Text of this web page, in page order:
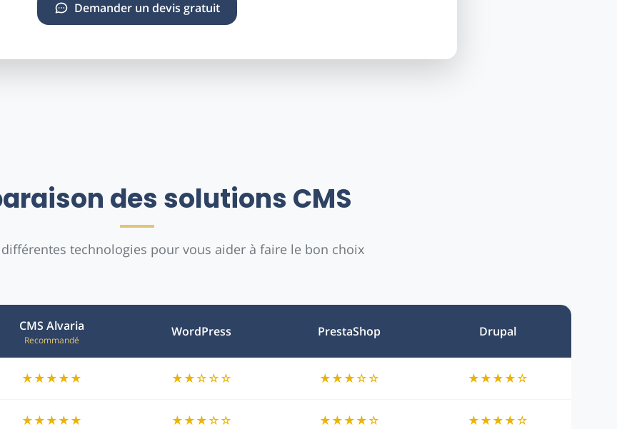
Demander un devis gratuit
des solutions CMS
technologies pour vous aider à faire le bon choix
CMS Alvaria
Recommandé
WordPress PrestaShop Drupal
★★★★★ ★★☆☆☆ ★★★☆☆ ★★★★☆
★★★★★ ★★★☆☆ ★★★★☆ ★★★★☆